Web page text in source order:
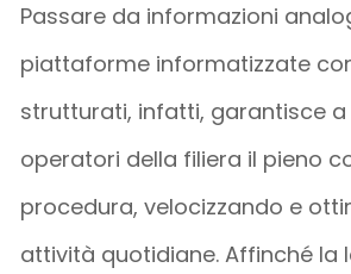
Passare da informazioni
piattaforme informatizzate
strutturati, infatti, garantisce
operatori della filiera il pieno
procedura, velocizzando e
attività quotidiane. Affinché la